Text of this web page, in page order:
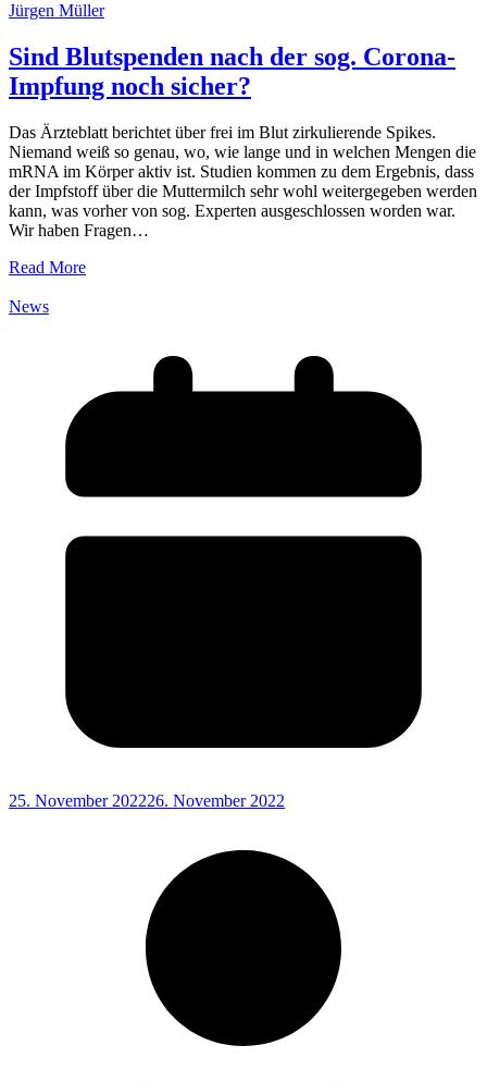
Jürgen Müller
Sind Blutspenden nach der sog. Corona-
Impfung noch sicher?
Das Ärzteblatt berichtet über frei im Blut zirkulierende Spikes.
Niemand weiß so genau, wo, wie lange und in welchen Mengen die
mRNA im Körper aktiv ist. Studien kommen zu dem Ergebnis, dass
der Impfstoff über die Muttermilch sehr wohl weitergegeben werden
kann, was vorher von sog. Experten ausgeschlossen worden war.
Wir haben Fragen…
Read More
News
25. November 202226. November 2022